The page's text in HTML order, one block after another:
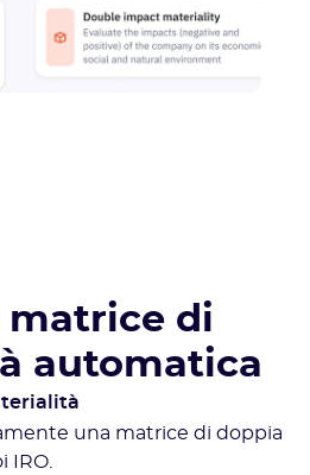
di
automatica
una matrice di doppia
IRO.